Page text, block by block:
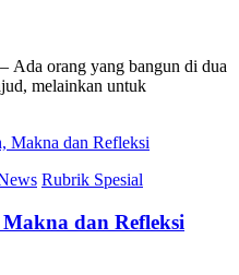
Ada orang yang bangun di dua
melainkan untuk
Rubrik Spesial
dan Refleksi